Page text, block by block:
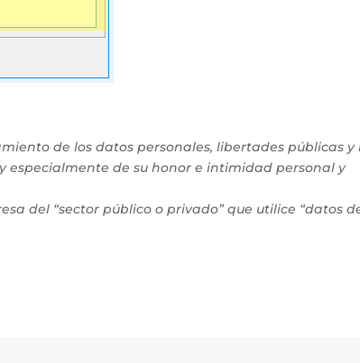
de los datos personales, libertades públicas y
especialmente de su honor e intimidad personal y
del “sector público o privado” que utilice “datos